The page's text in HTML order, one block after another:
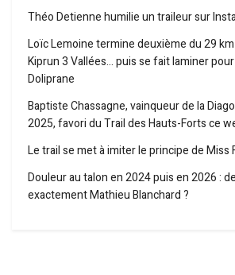
Théo Detienne humilie un traileur sur
Loïc Lemoine termine deuxième du 29 km
Kiprun 3 Vallées… puis se fait laminer
Doliprane
Baptiste Chassagne, vainqueur de la
2025, favori du Trail des Hauts-Forts ce
Le trail se met à imiter le principe de Miss
Douleur au talon en 2024 puis en 2026 :
exactement Mathieu Blanchard ?